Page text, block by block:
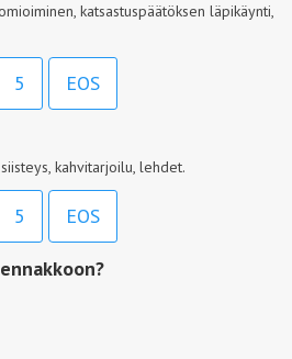
katsastuspäätöksen läpikäynti,
5 EOS
kahvitarjoilu, lehdet.
5 EOS